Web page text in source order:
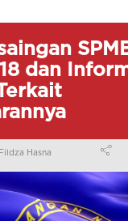
dan
Fildza Hasna